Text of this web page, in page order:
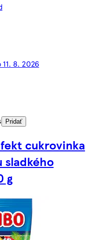
8. 2026
Pridať
cukrovinka
sladkého
g